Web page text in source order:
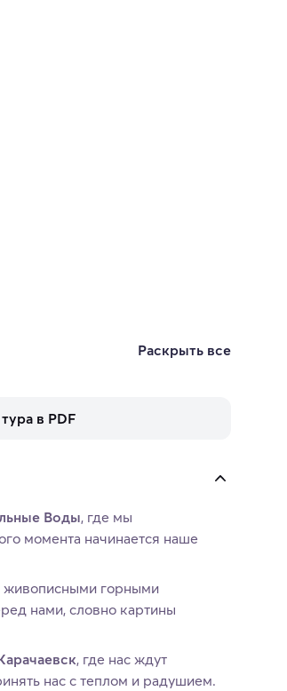
Раскрыть все
в PDF
Воды, где мы
момента начинается наше
живописными горными
нами, словно картины
, где нас ждут
нас с теплом и радушием.